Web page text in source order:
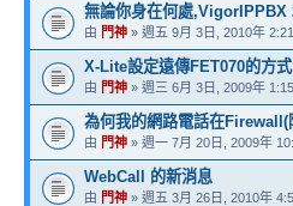
無論你身在何處,VigorIPPBX
由 門神 » 週五 9月 3日, 2010年
X-Lite設定遠傳FET070的方式
由 門神 » 週三 6月 3日, 2009年
為何我的網路電話在
由 門神 » 週一 7月 20日, 2009年
WebCall 的新消息
由 門神 » 週五 3月 26日, 2010年